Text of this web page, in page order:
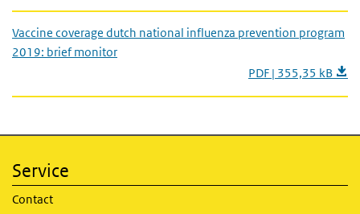
Vaccine coverage dutch national influenza prevention program
2019: brief monitor
PDF | 355,35 kB
Service
Contact